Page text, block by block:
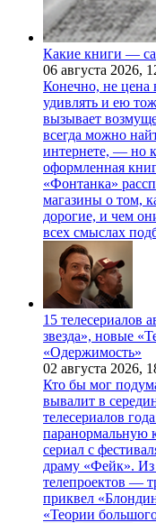
Какие книги —
06 августа 2026,
Конечно, не
удивлять и ею
вызывает
всегда можно
интернете, — но
оформленная
«Фонтанка»
магазины о том,
дорогие, и чем
всех смыслах
15 телесериалов
звезда», новые
«Одержимость»
02 августа 2026,
Кто бы мог
вывалит в
телесериалов
паранормальную
сериал с
драму «Фейк».
телепроектов —
приквел
«Теории